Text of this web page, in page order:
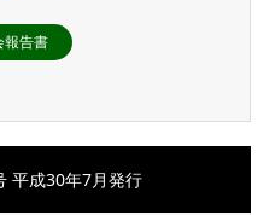
報告書
平成30年7月発行